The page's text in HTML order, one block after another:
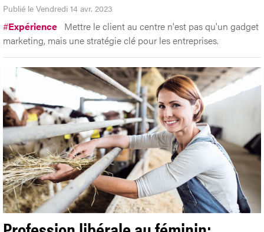
Publié le Vendredi 14 avr. 2023
#Expérience Mettre le client au centre n'est pas qu'un gadget
marketing, mais une stratégie clé pour les entreprises.